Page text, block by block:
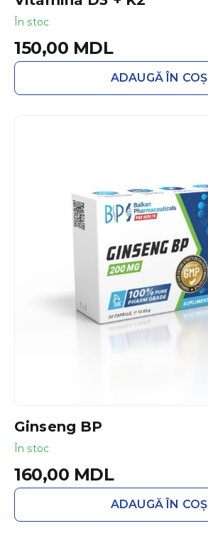
În stoc
150,00 MDL
ADAUGĂ ÎN COȘ
Ginseng BP
În stoc
160,00 MDL
ADAUGĂ ÎN COȘ